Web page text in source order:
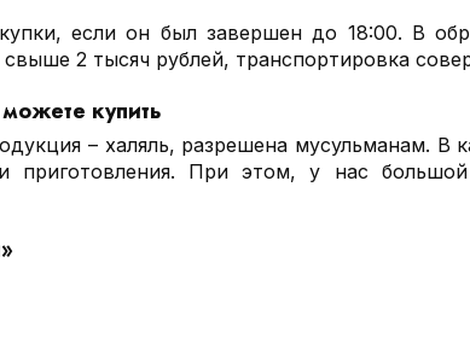
если он был завершен до 18:00. В
2 тысяч рублей, транспортировка
купить
– халяль, разрешена мусульманам. В
приготовления. При этом, у нас